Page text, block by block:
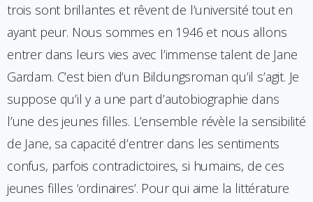
trois sont brillantes et rêvent de l’université tout en
ayant peur. Nous sommes en 1946 et nous allons
entrer dans leurs vies avec l’immense talent de Jane
Gardam. C’est bien d’un Bildungsroman qu’il s’agit. Je
suppose qu’il y a une part d’autobiographie dans
l’une des jeunes filles. L’ensemble révèle la sensibilité
de Jane, sa capacité d’entrer dans les sentiments
confus, parfois contradictoires, si humains, de ces
jeunes filles ‘ordinaires’. Pour qui aime la littérature